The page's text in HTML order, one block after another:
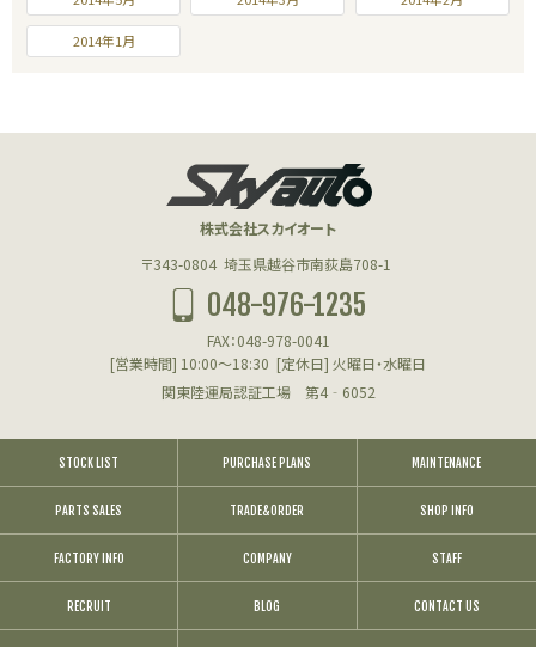
2014年1月
株式会社スカイオート
〒343-0804 埼玉県越谷市南荻島708-1
048-976-1235
FAX：048-978-0041
[営業時間] 10:00～18:30 [定休日] 火曜日・水曜日
関東陸運局認証工場 第4‐6052
STOCK LIST PURCHASE PLANS MAINTENANCE
PARTS SALES TRADE&ORDER SHOP INFO
FACTORY INFO COMPANY STAFF
RECRUIT BLOG CONTACT US